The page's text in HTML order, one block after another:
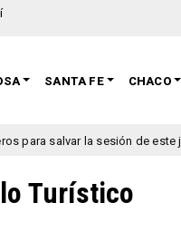
SANTA FE CHACO
sesión de este jueves
Turístico